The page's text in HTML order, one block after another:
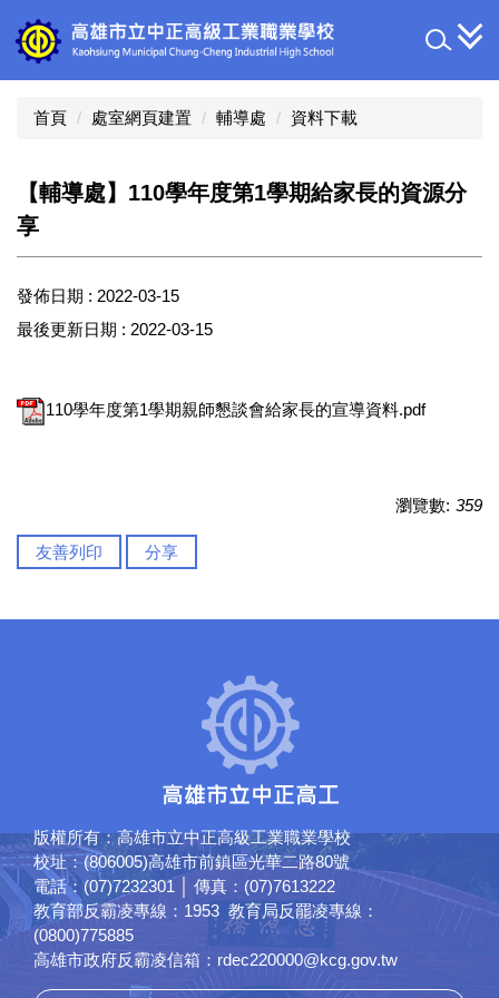
到
主
首頁 處室網頁建置 輔導處 資料下載
【輔導處】110學年度第1學期給家長的資源分
享
發佈日期 : 2022-03-15
最後更新日期 : 2022-03-15
110學年度第1學期親師懇談會給家長的宣導資料.pdf
瀏覽數: 359
友善列印 分享
版權所有：高雄市立中正高級工業職業學校
校址：(806005)高雄市前鎮區光華二路80號
電話：(07)7232301 │ 傳真：(07)7613222
教育部反霸凌專線：1953 教育局反罷凌專線：
(0800)775885
高雄市政府反霸凌信箱：rdec220000@kcg.gov.tw